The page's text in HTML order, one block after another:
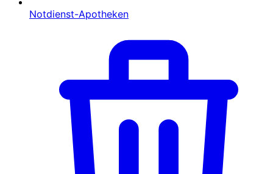
Notdienst-Apotheken